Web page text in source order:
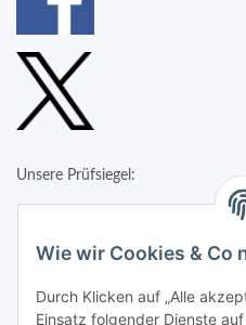
Unsere Prüfsiegel:
Wie wir Cookies & Co
Durch Klicken auf „Alle
Einsatz folgender Dienste